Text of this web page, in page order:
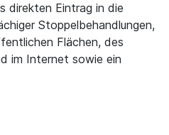
direkten Eintrag in die
Stoppelbehandlungen,
Flächen, des
im Internet sowie ein